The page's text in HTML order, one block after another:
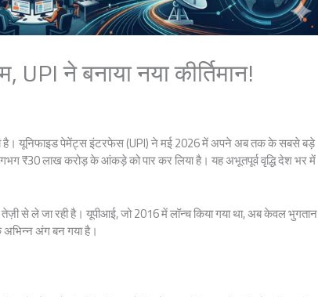
ने बनाया नया कीर्तिमान!
है। यूनिफाइड पेमेंट्स इंटरफेस (UPI) ने मई 2026 में अपने अब तक के सबसे बड़े
₹30 लाख करोड़ के आंकड़े को पार कर लिया है। यह अभूतपूर्व वृद्धि देश भर में
से ले जा रही है। यूपीआई, जो 2016 में लॉन्च किया गया था, अब केवल भुगतान
अभिन्न अंग बन गया है।